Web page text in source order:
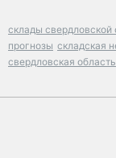
склады свердловской
прогнозы складская
свердловская область